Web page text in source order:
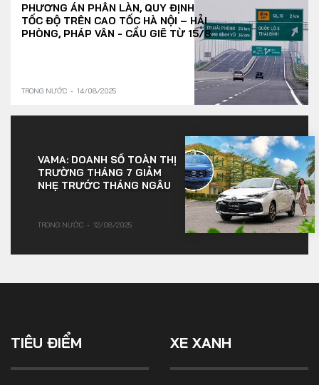
PHƯƠNG ÁN PHÂN LÀN, QUY ĐỊNH
TỐC ĐỘ TRÊN CAO TỐC HÀ NỘI – HẢI
PHÒNG, PHÁP VÂN - CẦU GIẼ TỪ 15/8
TRONG NƯỚC 14/08/2025
VAMA: DOANH SỐ TOÀN THỊ
TRƯỜNG THÁNG 7 GIẢM
NHẸ TRƯỚC THÁNG NGÂU
TRONG NƯỚC 12/08/2025
TIÊU ĐIỂM XE XANH